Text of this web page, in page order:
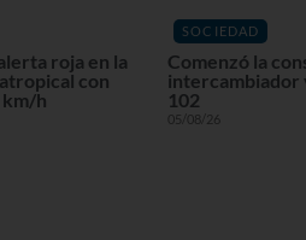
roja en la
con
km/h
SOCIEDAD
Comenzó la
intercambiador
102
05/08/26